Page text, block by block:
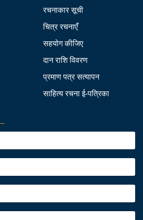
रचनाकार सूची
चित्र रचनाएँ
सहयोग कीजिए
दान राशि विवरण
प्रमाण पत्र सत्यापन
साहित्य रचना ई-पत्रिका